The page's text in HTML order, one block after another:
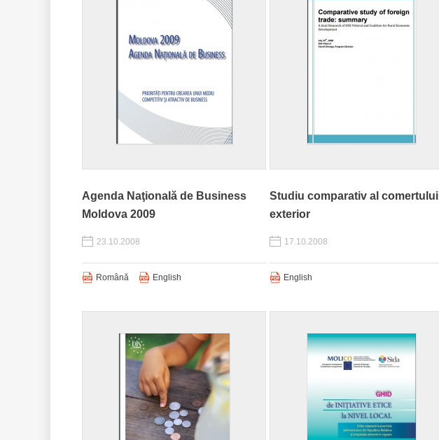
Agenda Naţională de Business
Moldova 2009
23.10.2008
Română English
Studiu comparativ al comertului
exterior
17.10.2008
English